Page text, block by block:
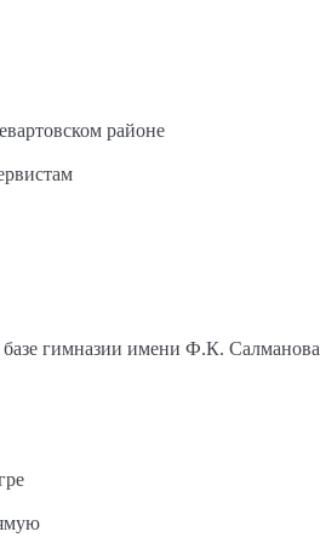
районе
гимназии имени Ф.К. Салманова